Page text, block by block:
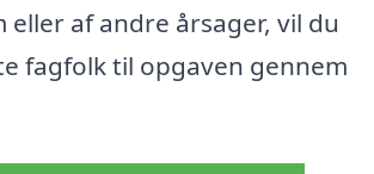
af andre årsager, vil du
fagfolk til opgaven gennem